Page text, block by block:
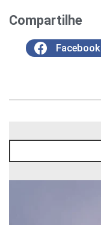
Compartilhe
Facebook